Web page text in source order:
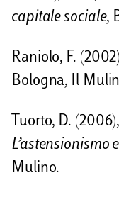
capitale sociale,
Raniolo, F.
Bologna, Il
Tuorto, D.
L’astensionismo
Mulino.